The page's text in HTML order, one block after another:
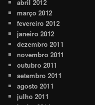
abril 2012
março 2012
fevereiro 2012
janeiro 2012
dezembro 2011
novembro 2011
outubro 2011
setembro 2011
agosto 2011
julho 2011